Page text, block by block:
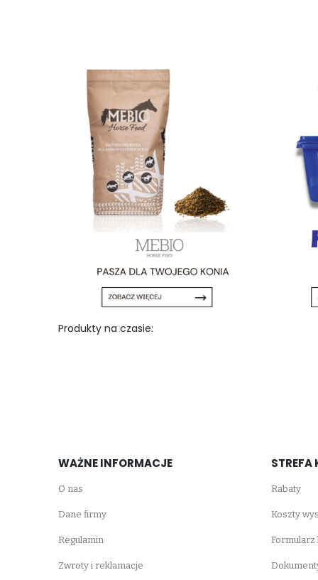
Produkty na czasie:
WAŻNE INFORMACJE
O nas
Dane firmy
Regulamin
Zwroty i reklamacje
STREFA
Rabaty
Koszty